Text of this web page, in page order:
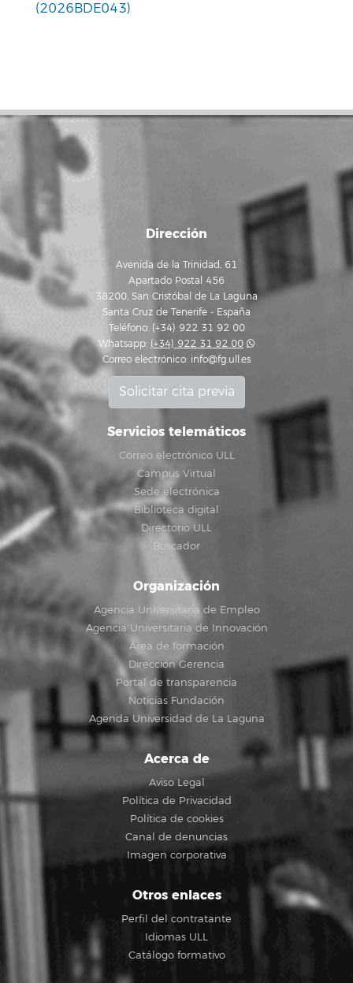
(2026BDE043)
Dirección
Avenida de la Trinidad, 61
Apartado Postal 456
38200, San Cristóbal de La Laguna
Santa Cruz de Tenerife - España
Teléfono: (+34) 922 31 92 00
Whatsapp: (+34) 922 31 92 00
Correo electrónico: info@fg.ull.es
Solicitar cita previa
Servicios telemáticos
Correo electrónico ULL
Campus Virtual
Sede electrónica
Biblioteca digital
Directorio ULL
Buscador
Organización
Agencia Universitaria de Empleo
Agencia Universitaria de Innovación
Área de formación
Dirección Gerencia
Portal de transparencia
Noticias Fundación
Agenda Universidad de La Laguna
Acerca de
Aviso Legal
Política de Privacidad
Política de cookies
Canal de denuncias
Imagen corporativa
Otros enlaces
Perfil del contratante
Idiomas ULL
Catálogo formativo